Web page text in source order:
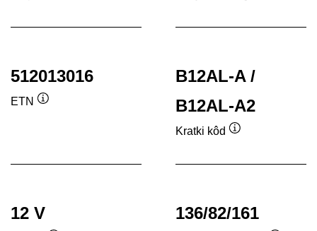
512013016
ETN
B12AL-A /
B12AL-A2
Kratki kôd
12 V 136/82/161